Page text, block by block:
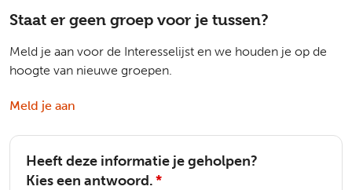
Staat er geen groep voor je tussen?
Meld je aan voor de Interesselijst en we houden je op de
hoogte van nieuwe groepen.
Meld je aan
Heeft deze informatie je geholpen?
Kies een antwoord.*